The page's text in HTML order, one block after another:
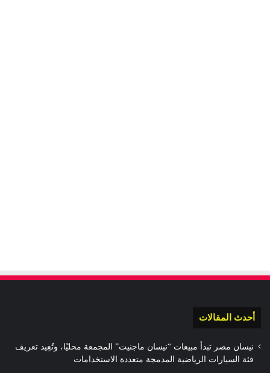
أحدث المقالات
نيسان مصر تبدأ مبيعات “نيسان ماجنيت” المجمعة محليًا، وتُعِيد تعريف
فئة السيارات الرياضية المدمجة متعددة الاستخدامات